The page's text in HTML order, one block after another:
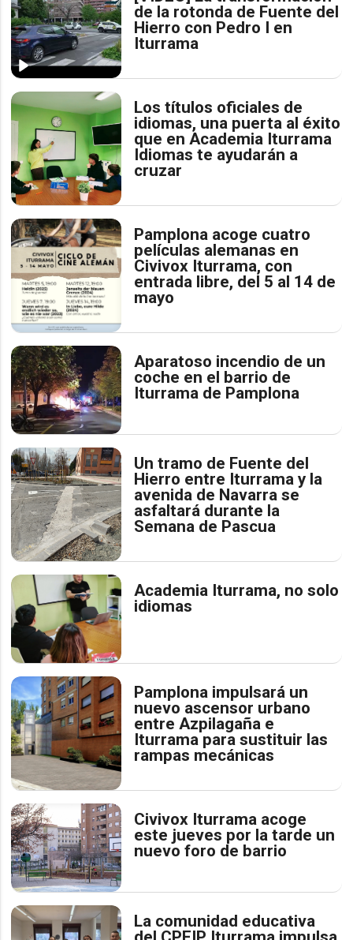
de la rotonda de Fuente del
Hierro con Pedro I en
Iturrama
Los títulos oficiales de
idiomas, una puerta al éxito
que en Academia Iturrama
Idiomas te ayudarán a
cruzar
Pamplona acoge cuatro
películas alemanas en
Civivox Iturrama, con
entrada libre, del 5 al 14 de
mayo
Aparatoso incendio de un
coche en el barrio de
Iturrama de Pamplona
Un tramo de Fuente del
Hierro entre Iturrama y la
avenida de Navarra se
asfaltará durante la
Semana de Pascua
Academia Iturrama, no solo
idiomas
Pamplona impulsará un
nuevo ascensor urbano
entre Azpilagaña e
Iturrama para sustituir las
rampas mecánicas
Civivox Iturrama acoge
este jueves por la tarde un
nuevo foro de barrio
La comunidad educativa